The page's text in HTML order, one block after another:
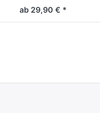
ab 29,90 € *